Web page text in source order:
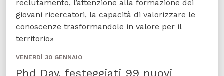
reclutamento, l’attenzione alla formazione dei
giovani ricercatori, la capacità di valorizzare le
conoscenze trasformandole in valore per il
territorio»
VENERDÌ 30 GENNAIO
Phd Day, festeggiati 99 nuovi